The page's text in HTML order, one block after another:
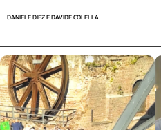
Archivio
Cerca
DANIELE DIEZ E DAVIDE COLELLA